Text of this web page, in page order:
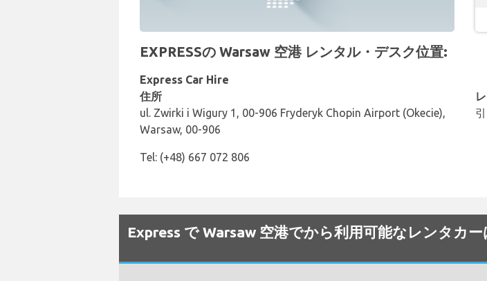
EXPRESSの Warsaw 空港 レンタル・デスク位置:
Express Car Hire
住所
ul. Zwirki i Wigury 1, 00-906 Fryderyk Chopin Airport (Okecie),
Warsaw, 00-906
Tel: (+48) 667 072 806
Express で Warsaw 空港でから利用可能なレンタカー